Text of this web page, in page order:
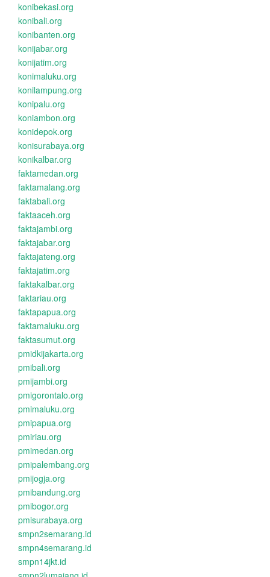
konibekasi.org
konibali.org
konibanten.org
konijabar.org
konijatim.org
konimaluku.org
konilampung.org
konipalu.org
koniambon.org
konidepok.org
konisurabaya.org
konikalbar.org
faktamedan.org
faktamalang.org
faktabali.org
faktaaceh.org
faktajambi.org
faktajabar.org
faktajateng.org
faktajatim.org
faktakalbar.org
faktariau.org
faktapapua.org
faktamaluku.org
faktasumut.org
pmidkijakarta.org
pmibali.org
pmijambi.org
pmigorontalo.org
pmimaluku.org
pmipapua.org
pmiriau.org
pmimedan.org
pmipalembang.org
pmijogja.org
pmibandung.org
pmibogor.org
pmisurabaya.org
smpn2semarang.id
smpn4semarang.id
smpn14jkt.id